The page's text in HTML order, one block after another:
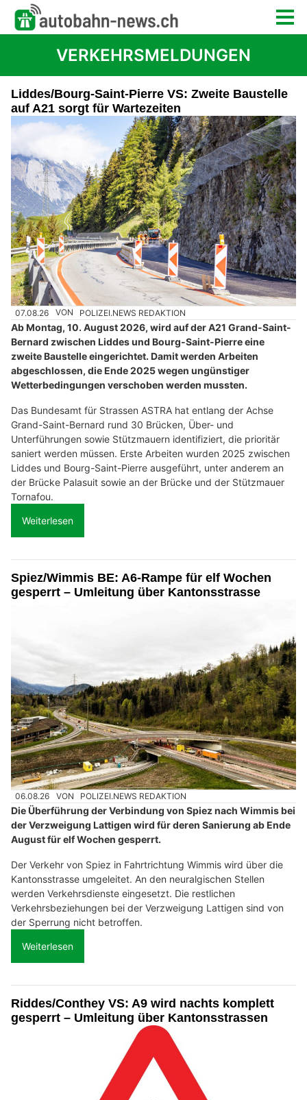
VERKEHRSMELDUNGEN
Liddes/Bourg-Saint-Pierre VS: Zweite Baustelle
auf A21 sorgt für Wartezeiten
07.08.26 VON POLIZEI.NEWS REDAKTION
Ab Montag, 10. August 2026, wird auf der A21 Grand-Saint-
Bernard zwischen Liddes und Bourg-Saint-Pierre eine
zweite Baustelle eingerichtet. Damit werden Arbeiten
abgeschlossen, die Ende 2025 wegen ungünstiger
Wetterbedingungen verschoben werden mussten.
Das Bundesamt für Strassen ASTRA hat entlang der Achse
Grand-Saint-Bernard rund 30 Brücken, Über- und
Unterführungen sowie Stützmauern identifiziert, die prioritär
saniert werden müssen. Erste Arbeiten wurden 2025 zwischen
Liddes und Bourg-Saint-Pierre ausgeführt, unter anderem an
der Brücke Palasuit sowie an der Brücke und der Stützmauer
Tornafou.
Weiterlesen
Spiez/Wimmis BE: A6-Rampe für elf Wochen
gesperrt – Umleitung über Kantonsstrasse
06.08.26 VON POLIZEI.NEWS REDAKTION
Die Überführung der Verbindung von Spiez nach Wimmis bei
der Verzweigung Lattigen wird für deren Sanierung ab Ende
August für elf Wochen gesperrt.
Der Verkehr von Spiez in Fahrtrichtung Wimmis wird über die
Kantonsstrasse umgeleitet. An den neuralgischen Stellen
werden Verkehrsdienste eingesetzt. Die restlichen
Verkehrsbeziehungen bei der Verzweigung Lattigen sind von
der Sperrung nicht betroffen.
Weiterlesen
Riddes/Conthey VS: A9 wird nachts komplett
gesperrt – Umleitung über Kantonsstrassen